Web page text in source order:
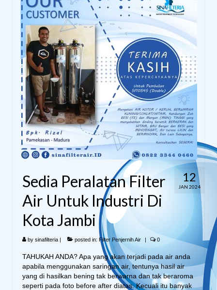
12
JAN 2024
Sedia Peralatan Filter
Air Untuk Industri Di
Kota Jambi
by sinafilteria | posted in: Filter Penjernih Air | 0
TAHUKAH ANDA? Apa yang akan terjadi pada air anda
apabila menggunakan saringan air, tentunya hasil air
yang di hasilkan bening tak berwarna dan tak beraroma
seperti pada foto before after diatas. Kecuali itu banyak